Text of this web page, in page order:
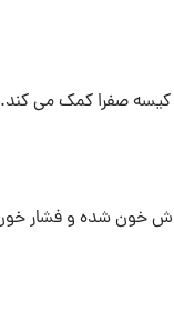
صفرا کمک می کند.
خون شده و فشار